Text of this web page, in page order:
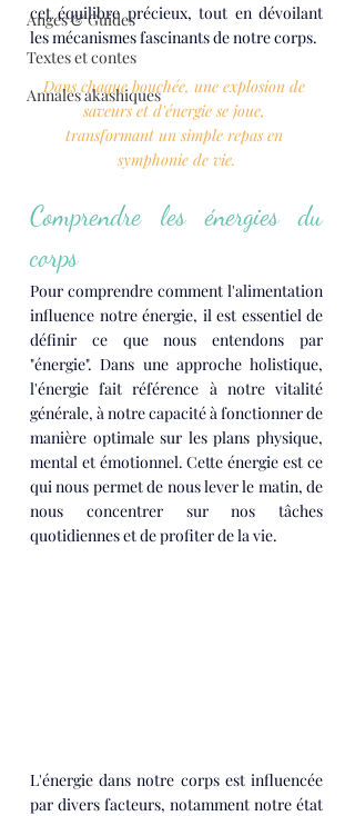
Anges & Guides
Textes et contes
Annales akashiques
cet équilibre précieux, tout en dévoilant
les mécanismes fascinants de notre corps.
Dans chaque bouchée, une explosion de
saveurs et d'énergie se joue,
transformant un simple repas en
symphonie de vie.
Comprendre les énergies du
corps
Pour comprendre comment l'alimentation
influence notre énergie, il est essentiel de
définir ce que nous entendons par
"énergie". Dans une approche holistique,
l'énergie fait référence à notre vitalité
générale, à notre capacité à fonctionner de
manière optimale sur les plans physique,
mental et émotionnel. Cette énergie est ce
qui nous permet de nous lever le matin, de
nous concentrer sur nos tâches
quotidiennes et de profiter de la vie.
L'énergie dans notre corps est influencée
par divers facteurs, notamment notre état